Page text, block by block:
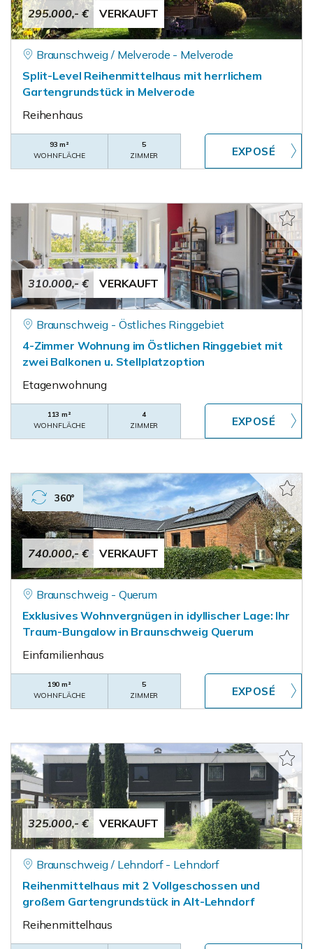
295.000,- € VERKAUFT
Braunschweig / Melverode - Melverode
Split-Level Reihenmittelhaus mit herrlichem
Gartengrundstück in Melverode
Reihenhaus
93 m²
WOHNFLÄCHE
5
ZIMMER
310.000,- € VERKAUFT
Braunschweig - Östliches Ringgebiet
4-Zimmer Wohnung im Östlichen Ringgebiet mit
zwei Balkonen u. Stellplatzoption
Etagenwohnung
113 m²
WOHNFLÄCHE
4
ZIMMER
740.000,- € VERKAUFT
360°
Braunschweig - Querum
Exklusives Wohnvergnügen in idyllischer Lage: Ihr
Traum-Bungalow in Braunschweig Querum
Einfamilienhaus
190 m²
WOHNFLÄCHE
5
ZIMMER
325.000,- € VERKAUFT
Braunschweig / Lehndorf - Lehndorf
Reihenmittelhaus mit 2 Vollgeschossen und
großem Gartengrundstück in Alt-Lehndorf
Reihenmittelhaus